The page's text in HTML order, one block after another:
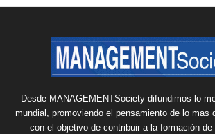
Desde MANAGEMENTSociety difundimos lo
mundial, promoviendo el pensamiento de lo mas
con el objetivo de contribuir a la formación